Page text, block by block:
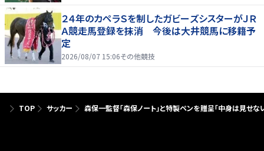
２４年のカペラＳを制したガビーズシスターがＪＲ
Ａ競走馬登録を抹消 今後は大井競馬に移籍予
定
2026/08/07 15:06その他競技
TOP サッカー 森保一監督「森保ノート」と特製ペンを贈呈「中身は見せな